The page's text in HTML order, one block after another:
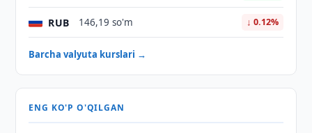
RUB 146,19 so'm ↓ 0.12%
Barcha valyuta kurslari →
ENG KO'P O'QILGAN